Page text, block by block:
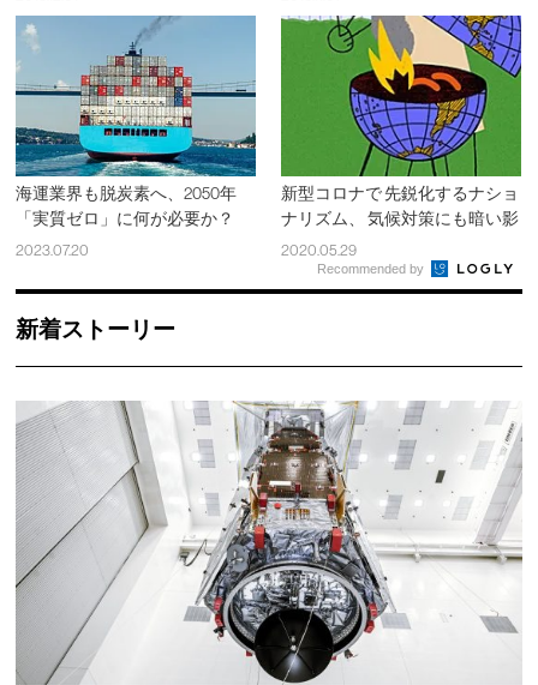
海運業界も脱炭素へ、2050年
「実質ゼロ」に何が必要か？
2023.07.20
新型コロナで 先鋭化するナショ
ナリズム、 気候対策にも暗い影
2020.05.29
Recommended by
新着ストーリー